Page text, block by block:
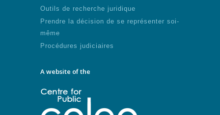
Outils de recherche juridique
Prendre la décision de se représenter soi-
même
Procédures judiciaires
A website of the